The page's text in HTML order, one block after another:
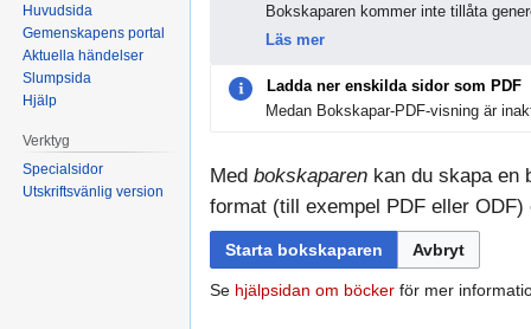
navigering
Bokskaparen kommer inte tillåta
Läs mer
Ladda ner enskilda sidor som PDF
Medan Bokskapar-PDF-visning är
Med bokskaparen kan du skapa en
format (till exempel PDF eller
Starta bokskaparen Avbryt
Se hjälpsidan om böcker för mer
Huvudsida
Gemenskapens portal
Aktuella händelser
Slumpsida
Hjälp
Verktyg
Specialsidor
Utskriftsvänlig version